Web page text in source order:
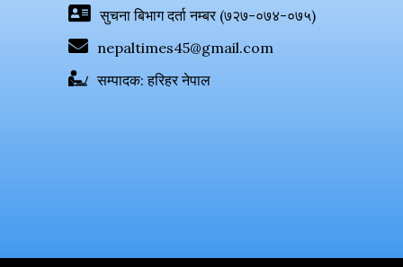
सुचना बिभाग दर्ता नम्बर (७२७-०७४-०७५)
nepaltimes45@gmail.com
सम्पादक: हरिहर नेपाल